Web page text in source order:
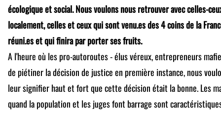
écologique et social. Nous voulons nous retrouver avec celles-
localement, celles et ceux qui sont venu.es des 4 coins de la
réuni.es et qui finira par porter ses fruits.
A l'heure où les pro-autoroutes - élus véreux, entrepreneurs
de piétiner la décision de justice en première instance, nous
leur signifier haut et fort que cette décision était la bonne. Les
quand la population et les juges font barrage sont